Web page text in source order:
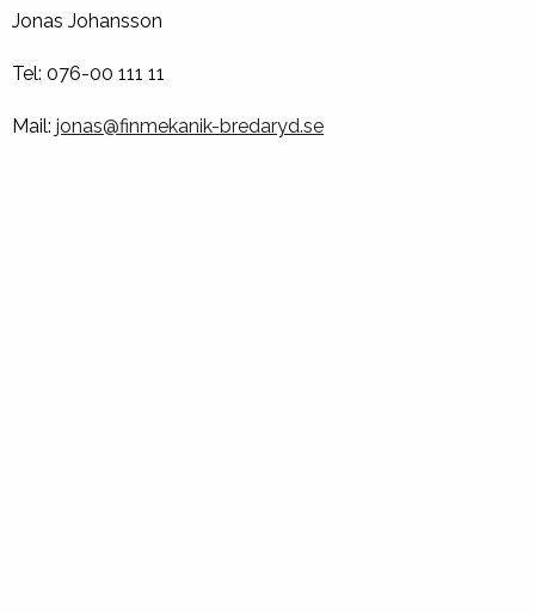
Jonas Johansson
Tel: 076-00 111 11
Mail: jonas@finmekanik-bredaryd.se